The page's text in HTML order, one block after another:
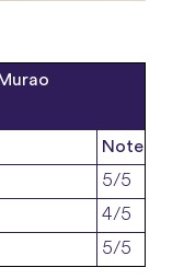
Note
5/5
4/5
5/5